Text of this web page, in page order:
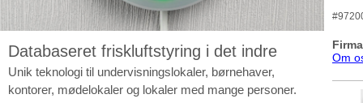
Databaseret friskluftstyring i det indre
Unik teknologi til undervisningslokaler, børnehaver,
kontorer, mødelokaler og lokaler med mange personer.
Om